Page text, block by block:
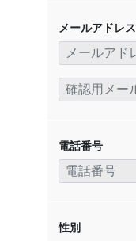
メールアドレス
電話番号
性別